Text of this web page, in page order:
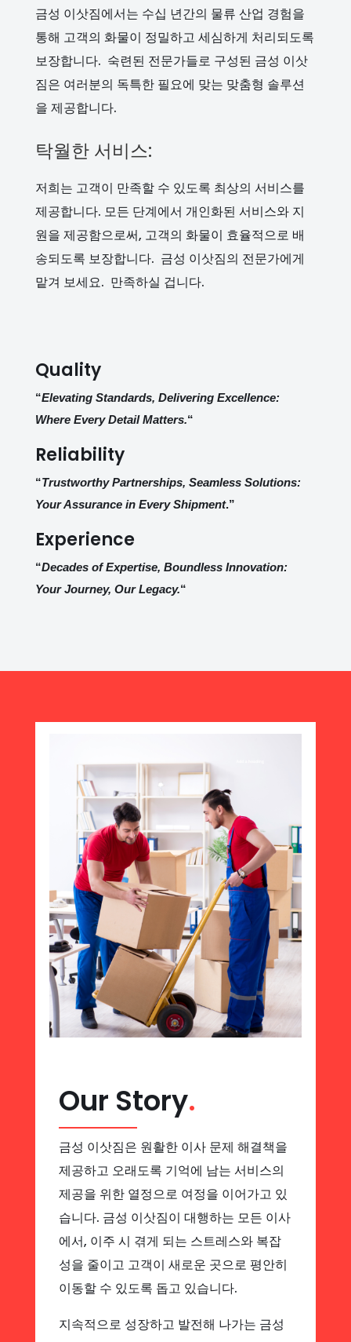
금성 이삿짐에서는 수십 년간의 물류 산업 경험을
통해 고객의 화물이 정밀하고 세심하게 처리되도록
보장합니다. 숙련된 전문가들로 구성된 금성 이삿
짐은 여러분의 독특한 필요에 맞는 맞춤형 솔루션
을 제공합니다.
탁월한 서비스:
저희는 고객이 만족할 수 있도록 최상의 서비스를
제공합니다. 모든 단계에서 개인화된 서비스와 지
원을 제공함으로써, 고객의 화물이 효율적으로 배
송되도록 보장합니다. 금성 이삿짐의 전문가에게
맡겨 보세요. 만족하실 겁니다.
Quality
“Elevating Standards, Delivering Excellence:
Where Every Detail Matters.“
Reliability
“Trustworthy Partnerships, Seamless Solutions:
Your Assurance in Every Shipment.”
Experience
“Decades of Expertise, Boundless Innovation:
Your Journey, Our Legacy.“
Our Story.
금성 이삿짐은 원활한 이사 문제 해결책을
제공하고 오래도록 기억에 남는 서비스의
제공을 위한 열정으로 여정을 이어가고 있
습니다. 금성 이삿짐이 대행하는 모든 이사
에서, 이주 시 겪게 되는 스트레스와 복잡
성을 줄이고 고객이 새로운 곳으로 평안히
이동할 수 있도록 돕고 있습니다.
지속적으로 성장하고 발전해 나가는 금성